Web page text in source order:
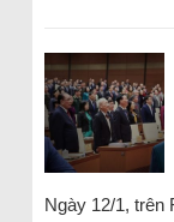
Ngày 12/1, trên